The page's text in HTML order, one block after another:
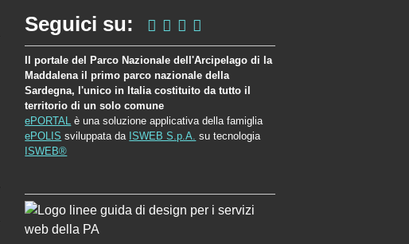
Seguici su:
Il portale del Parco Nazionale dell'Arcipelago di la
Maddalena il primo parco nazionale della
Sardegna, l'unico in Italia costituito da tutto il
territorio di un solo comune
ePORTAL è una soluzione applicativa della famiglia
ePOLIS sviluppata da ISWEB S.p.A. su tecnologia
ISWEB®